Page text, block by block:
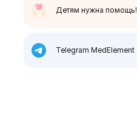
Детям нужна помощь!
Telegram MedElement